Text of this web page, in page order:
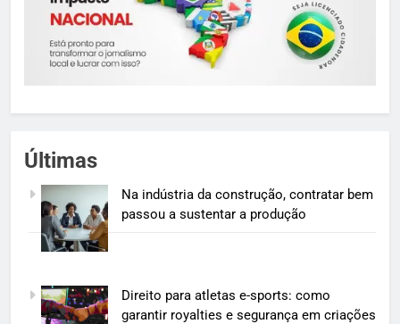
Últimas
Na indústria da construção, contratar bem
passou a sustentar a produção
Direito para atletas e-sports: como
garantir royalties e segurança em criações